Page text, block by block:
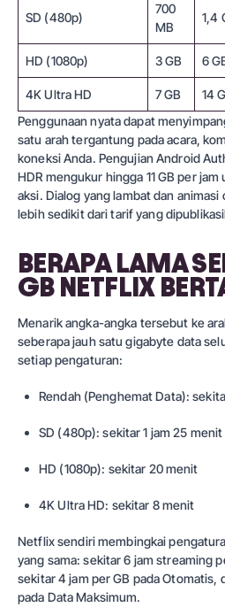
SD (480p)
700
MB
1,4
HD (1080p) 3 GB 6
4K Ultra HD 7 GB 14
Penggunaan nyata dapat
satu arah tergantung pada acara,
koneksi Anda. Pengujian Android
HDR mengukur hingga 11 GB per
aksi. Dialog yang lambat dan
lebih sedikit dari tarif yang
BERAPA LAMA
GB NETFLIX
Menarik angka-angka tersebut ke
seberapa jauh satu gigabyte data
setiap pengaturan:
Rendah (Penghemat Data):
SD (480p): sekitar 1 jam 25 menit
HD (1080p): sekitar 20 menit
4K Ultra HD: sekitar 8 menit
Netflix sendiri membingkai
yang sama: sekitar 6 jam streaming
sekitar 4 jam per GB pada Otomatis,
pada Data Maksimum.